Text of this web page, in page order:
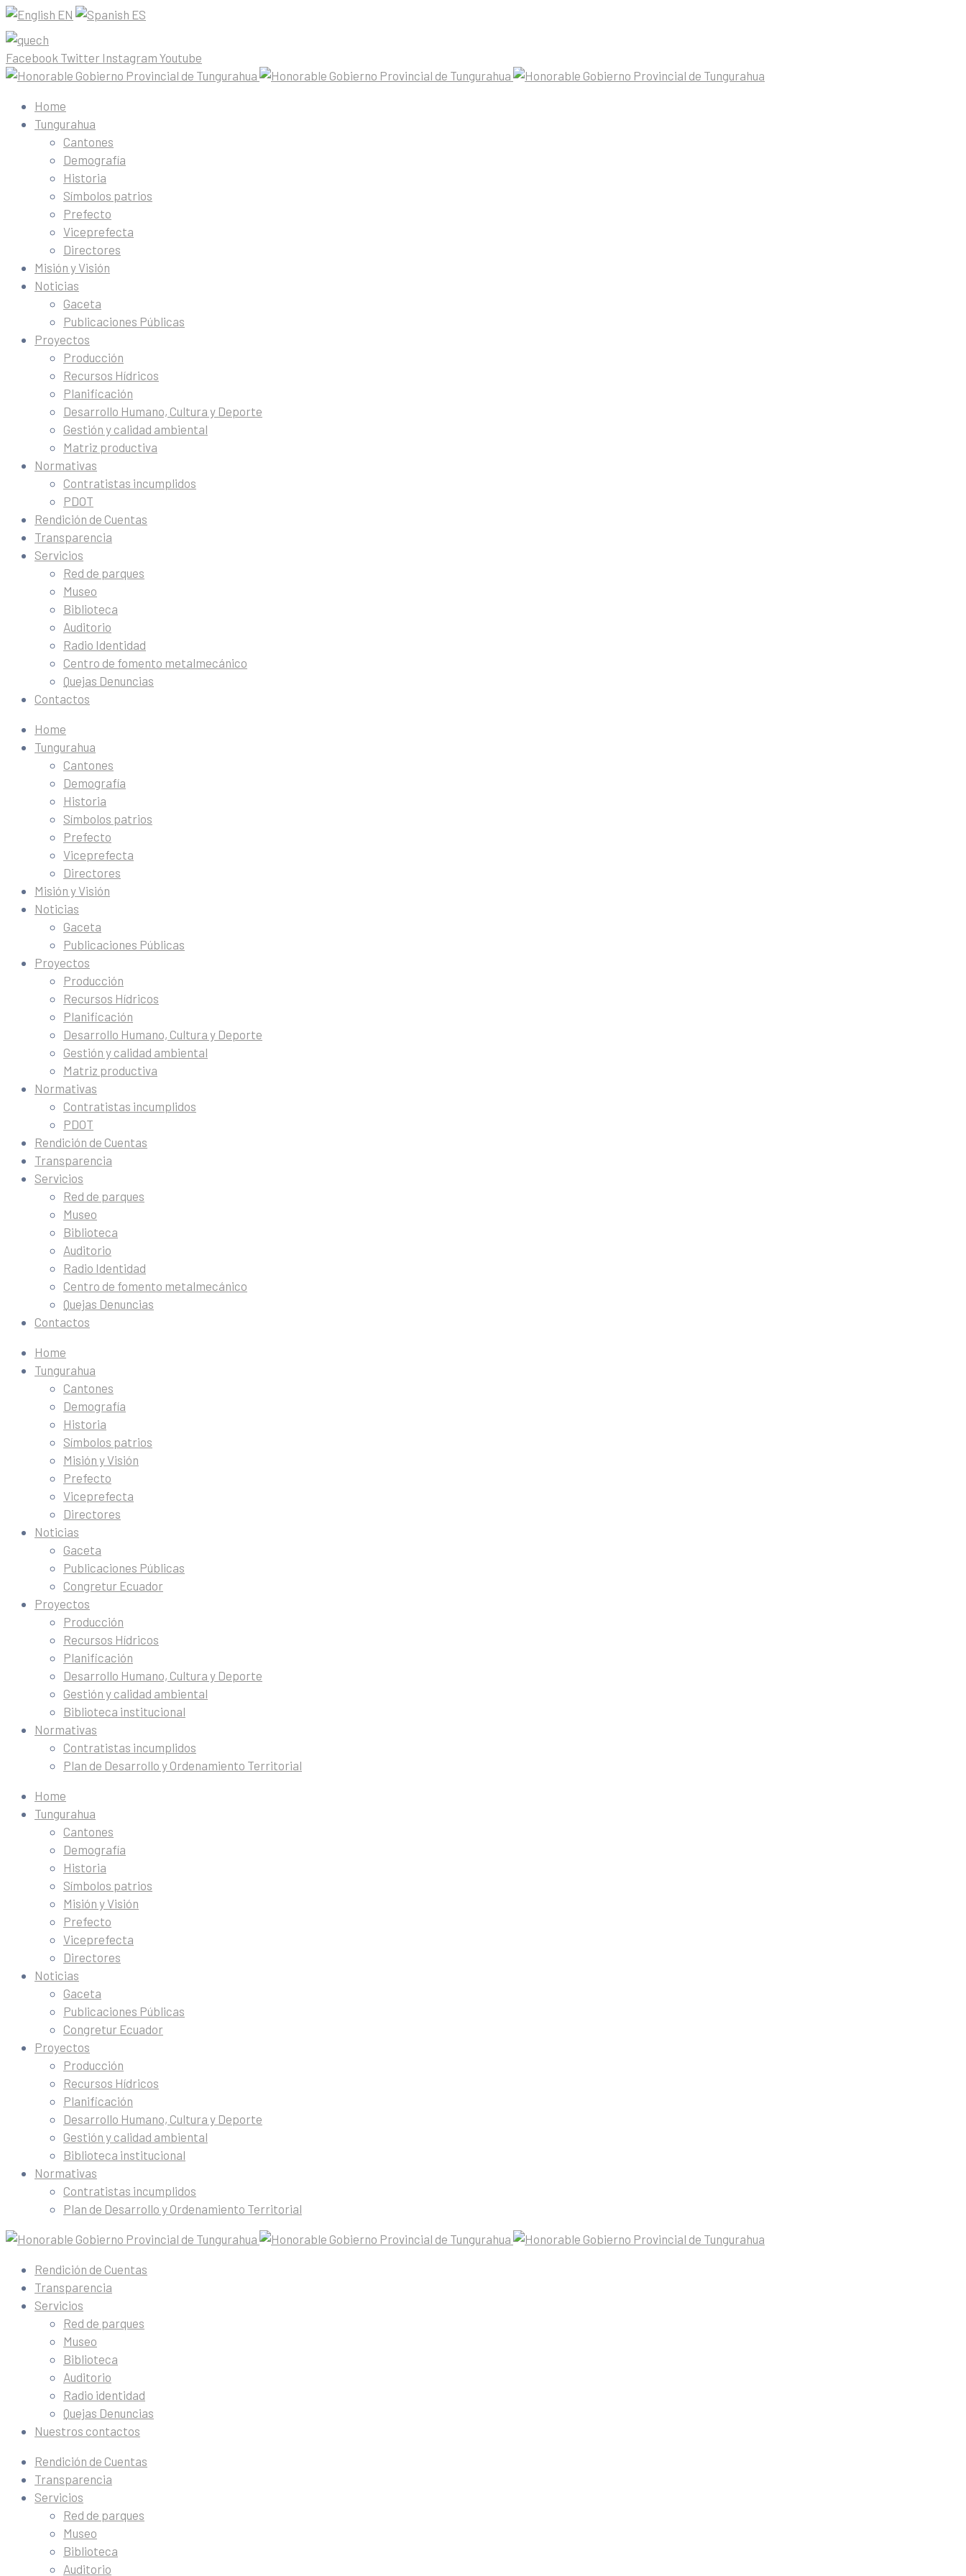
EN ES
Facebook Twitter Instagram Youtube
Home
Tungurahua
Cantones
Demografía
Historia
Símbolos patrios
Prefecto
Viceprefecta
Directores
Misión y Visión
Noticias
Gaceta
Publicaciones Públicas
Proyectos
Producción
Recursos Hídricos
Planificación
Desarrollo Humano, Cultura y Deporte
Gestión y calidad ambiental
Matriz productiva
Normativas
Contratistas incumplidos
PDOT
Rendición de Cuentas
Transparencia
Servicios
Red de parques
Museo
Biblioteca
Auditorio
Radio Identidad
Centro de fomento metalmecánico
Quejas Denuncias
Contactos
Home
Tungurahua
Cantones
Demografía
Historia
Símbolos patrios
Prefecto
Viceprefecta
Directores
Misión y Visión
Noticias
Gaceta
Publicaciones Públicas
Proyectos
Producción
Recursos Hídricos
Planificación
Desarrollo Humano, Cultura y Deporte
Gestión y calidad ambiental
Matriz productiva
Normativas
Contratistas incumplidos
PDOT
Rendición de Cuentas
Transparencia
Servicios
Red de parques
Museo
Biblioteca
Auditorio
Radio Identidad
Centro de fomento metalmecánico
Quejas Denuncias
Contactos
Home
Tungurahua
Cantones
Demografía
Historia
Símbolos patrios
Misión y Visión
Prefecto
Viceprefecta
Directores
Noticias
Gaceta
Publicaciones Públicas
Congretur Ecuador
Proyectos
Producción
Recursos Hídricos
Planificación
Desarrollo Humano, Cultura y Deporte
Gestión y calidad ambiental
Biblioteca institucional
Normativas
Contratistas incumplidos
Plan de Desarrollo y Ordenamiento Territorial
Home
Tungurahua
Cantones
Demografía
Historia
Símbolos patrios
Misión y Visión
Prefecto
Viceprefecta
Directores
Noticias
Gaceta
Publicaciones Públicas
Congretur Ecuador
Proyectos
Producción
Recursos Hídricos
Planificación
Desarrollo Humano, Cultura y Deporte
Gestión y calidad ambiental
Biblioteca institucional
Normativas
Contratistas incumplidos
Plan de Desarrollo y Ordenamiento Territorial
Rendición de Cuentas
Transparencia
Servicios
Red de parques
Museo
Biblioteca
Auditorio
Radio identidad
Quejas Denuncias
Nuestros contactos
Rendición de Cuentas
Transparencia
Servicios
Red de parques
Museo
Biblioteca
Auditorio